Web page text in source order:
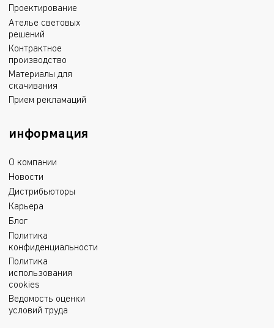
Проектирование
Ателье световых
решений
Контрактное
производство
Материалы для
скачивания
Прием рекламаций
информация
О компании
Новости
Дистрибьюторы
Карьера
Блог
Политика
конфиденциальности
Политика
использования
cookies
Ведомость оценки
условий труда